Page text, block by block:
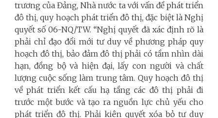
trương của Đảng, Nhà nước ta với vấn đề phát triển
đô thị, quy hoạch phát triển đô thị, đặc biệt là Nghị
quyết số 06-NQ/TW. “Nghị quyết đã xác định rõ là
phải chỉ đạo đổi mới tư duy về phương pháp quy
hoạch đô thị, bảo đảm đô thị phải có tầm nhìn dài
hạn, đồng bộ và hiện đại, lấy con người và chất
lượng cuộc sống làm trung tâm. Quy hoạch đô thị
về phát triển kết cấu hạ tầng các đô thị phải đi
trước một bước và tạo ra nguồn lực chủ yếu cho
phát triển đô thị. Phải kiên quyết xóa bỏ tư duy